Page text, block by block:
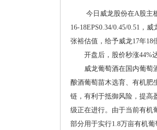
今日威龙股份在A股主板
16-18EPS0.34/0.45/0.51，
张裕估值，给予威龙17年18
开盘后，股价秒涨44%
威龙葡萄酒在国内葡萄
酿酒葡萄苗木选育、有机肥
链，有利于抵御风险，提高
级正在进行。由于当前有机
部分用于实行1.8万亩有机